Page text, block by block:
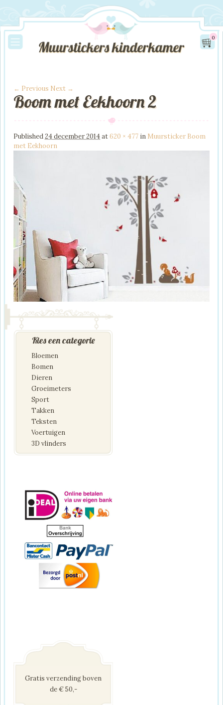
0
Image navigation
← Previous Next →
Boom met Eekhoorn 2
Published24 december 2014at620 × 477 in Muursticker Boom
met Eekhoorn
Kies een categorie
Bloemen
Bomen
Dieren
Groeimeters
Sport
Takken
Teksten
Voertuigen
3D vlinders
Gratis verzending boven
de € 50,-